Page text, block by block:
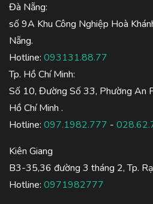
Đà Nẵng:
số 9A Khu Công Nghiệp Hoà
Nẵng.
Hotline: 093131.88.77
Tp. Hồ Chí Minh:
Số 10, Đường Số 33, Phường An
Hồ Chí Minh .
Hotline: 097.1982.777 -
Kiên Giang
B3-35,36 đường 3 tháng 2, Tp.
Hotline: 0971982777